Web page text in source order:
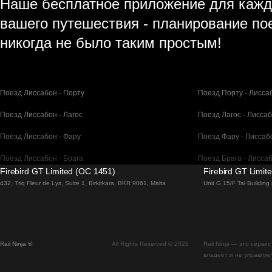
Наше бесплатное приложение для
вашего путешествия - планирование
никогда не было таким простым!
Поезд Лиссабон - Порту Поезд Порту -
Поезд Лиссабон - Лагос Поезд Лагос -
Поезд Лиссабон - Фару Поезд Фару -
Поезд Лиссабон - Брага Поезд Брага -
Поезд Барселона - Мадрид Поезд Мадрид -
Поезд Мадрид - Севилья Поезд Севилья -
Firebird GT Limited (OC 1451)
432, Triq Fleur de Lys, Suite 1, Birkirkara, BKR 9061, Malta
Firebird GT
Unit G 15/F Tal
Rail Ninja ® All Rights Reserved © 2026
Rail Ninja — это
владеет и не